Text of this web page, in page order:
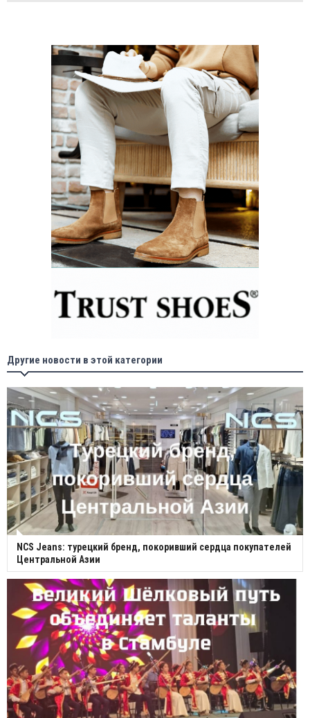
Другие новости в этой категории
NCS Jeans: турецкий бренд, покоривший сердца покупателей
Центральной Азии